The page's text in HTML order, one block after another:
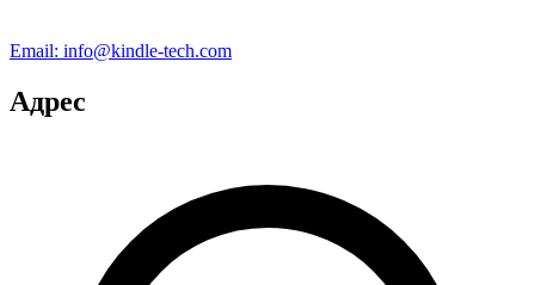
Email: info@kindle-tech.com
Адрес